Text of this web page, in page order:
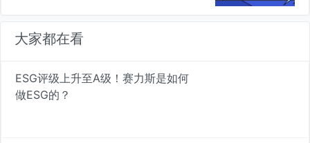
大家都在看
ESG评级上升至A级！赛力斯是如何
做ESG的？